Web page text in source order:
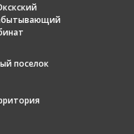
поселок